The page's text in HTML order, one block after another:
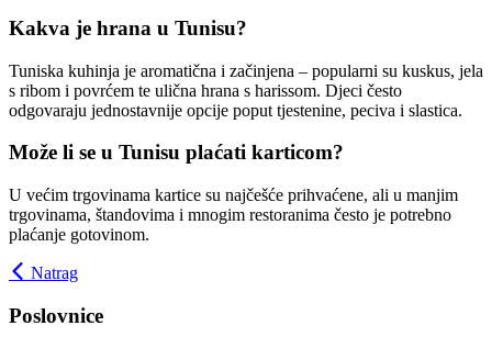
Kakva je hrana u Tunisu?
Tuniska kuhinja je aromatična i začinjena – popularni su kuskus, jela
s ribom i povrćem te ulična hrana s harissom. Djeci često
odgovaraju jednostavnije opcije poput tjestenine, peciva i slastica.
Može li se u Tunisu plaćati karticom?
U većim trgovinama kartice su najčešće prihvaćene, ali u manjim
trgovinama, štandovima i mnogim restoranima često je potrebno
plaćanje gotovinom.
Natrag
Poslovnice